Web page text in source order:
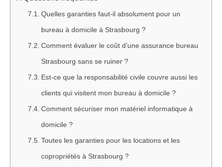
Quelles garanties faut-il absolument pour un
bureau à domicile à Strasbourg ?
Comment évaluer le coût d’une assurance bureau
Strasbourg sans se ruiner ?
Est-ce que la responsabilité civile couvre aussi les
clients qui visitent mon bureau à domicile ?
Comment sécuriser mon matériel informatique à
domicile ?
Toutes les garanties pour les locations et les
copropriétés à Strasbourg ?